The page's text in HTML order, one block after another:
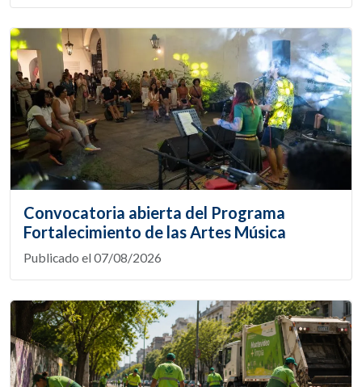
Convocatoria abierta del Programa
Fortalecimiento de las Artes Música
Publicado el 07/08/2026